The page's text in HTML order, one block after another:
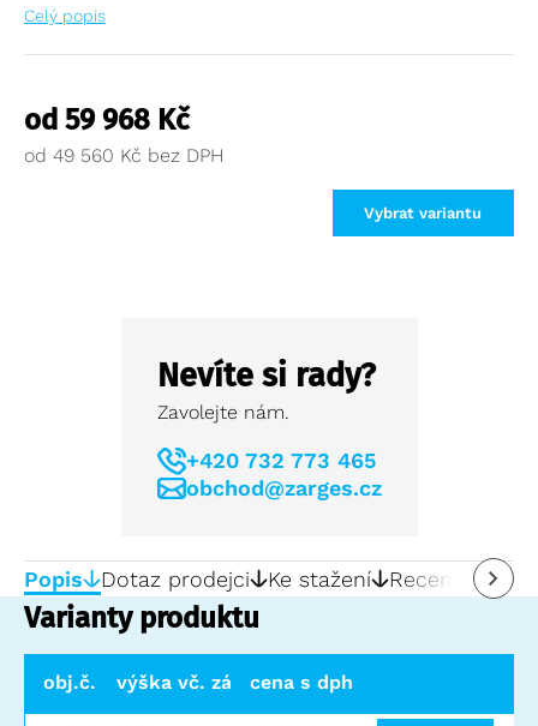
Celý popis
od 59 968 Kč
od 49 560 Kč
Vybrat variantu
Nevíte si rady?
Zavolejte nám.
+420 732 773 465
obchod@zarges.cz
Popis Dotaz prodejci Ke stažení Recenze 0
Varianty produktu
obj.č. výška vč. zábradlí (m) pracovní výška (m)
cena s dph